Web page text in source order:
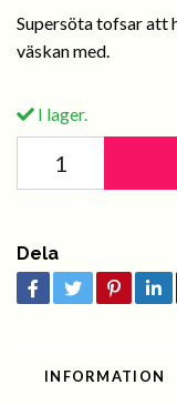
Supersöta tofsar att
väskan med.
I lager.
Dela
INFORMATION